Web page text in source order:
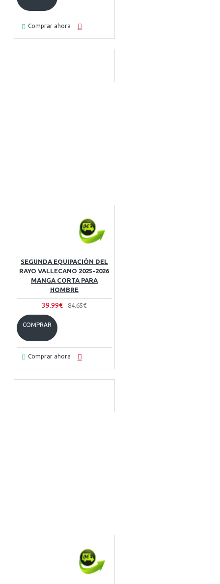
Comprar ahora
SEGUNDA EQUIPACIÓN DEL
RAYO VALLECANO 2025-2026
MANGA CORTA PARA
HOMBRE
39.99€ 84.65€
COMPRAR
Comprar ahora